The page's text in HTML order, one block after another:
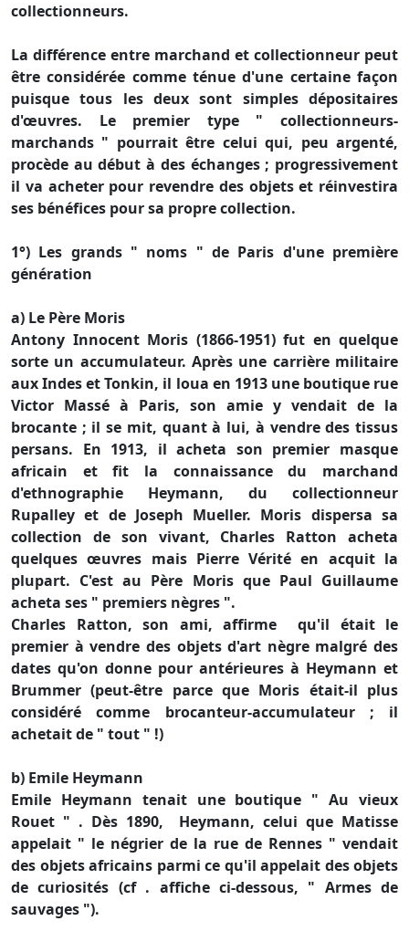
collectionneurs.
La différence entre marchand et collectionneur peut
être considérée comme ténue d'une certaine façon
puisque tous les deux sont simples dépositaires
d'œuvres. Le premier type " collectionneurs-
marchands " pourrait être celui qui, peu argenté,
procède au début à des échanges ; progressivement
il va acheter pour revendre des objets et réinvestira
ses bénéfices pour sa propre collection.
1°) Les grands " noms " de Paris d'une première
génération
a) Le Père Moris
Antony Innocent Moris (1866-1951) fut en quelque
sorte un accumulateur. Après une carrière militaire
aux Indes et Tonkin, il loua en 1913 une boutique rue
Victor Massé à Paris, son amie y vendait de la
brocante ; il se mit, quant à lui, à vendre des tissus
persans. En 1913, il acheta son premier masque
africain et fit la connaissance du marchand
d'ethnographie Heymann, du collectionneur
Rupalley et de Joseph Mueller. Moris dispersa sa
collection de son vivant, Charles Ratton acheta
quelques œuvres mais Pierre Vérité en acquit la
plupart. C'est au Père Moris que Paul Guillaume
acheta ses " premiers nègres ".
Charles Ratton, son ami, affirme qu'il était le
premier à vendre des objets d'art nègre malgré des
dates qu'on donne pour antérieures à Heymann et
Brummer (peut-être parce que Moris était-il plus
considéré comme brocanteur-accumulateur ; il
achetait de " tout " !)
b) Emile Heymann
Emile Heymann tenait une boutique " Au vieux
Rouet " . Dès 1890, Heymann, celui que Matisse
appelait " le négrier de la rue de Rennes " vendait
des objets africains parmi ce qu'il appelait des objets
de curiosités (cf . affiche ci-dessous, " Armes de
sauvages ").